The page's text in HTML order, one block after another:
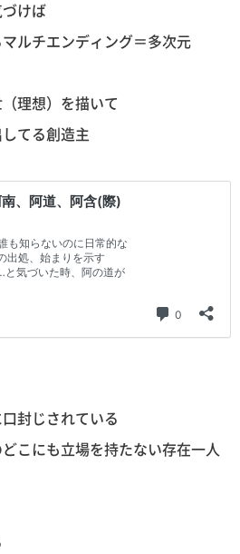
けば
ルチエンディング＝多次元
理想）を描いて
てる創造主
封じされている
こにも立場を持たない存在一人